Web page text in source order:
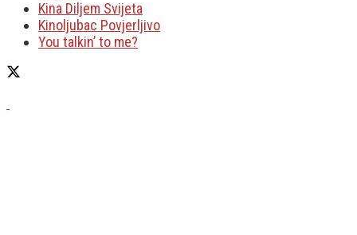
Kina Diljem Svijeta
Kinoljubac Povjerljivo
You talkin’ to me?